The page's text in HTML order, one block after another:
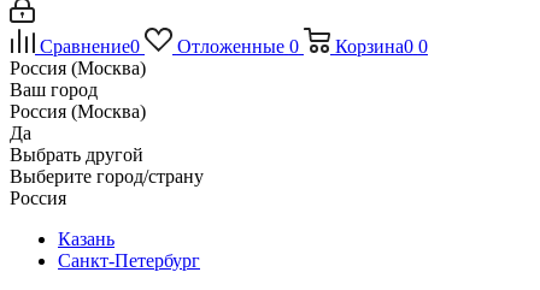
Сравнение0 Отложенные 0 Корзина0 0
Россия (Москва)
Ваш город
Россия (Москва)
Да
Выбрать другой
Выберите город/страну
Россия
Казань
Санкт-Петербург